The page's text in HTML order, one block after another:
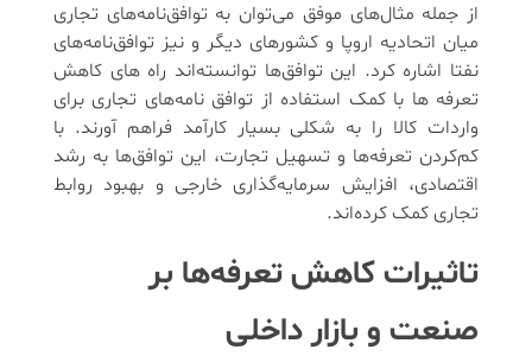
از جمله مثال‌های موفق می‌توان به توافق‌نامه‌های تجاری
میان اتحادیه اروپا و کشورهای دیگر و نیز توافق‌نامه‌های
نفتا اشاره کرد. این توافق‌ها توانسته‌اند راه های کاهش
تعرفه ها با کمک استفاده از توافق‌ نامه‌های تجاری برای
واردات کالا را به شکلی بسیار کارآمد فراهم آورند. با
کم‌کردن تعرفه‌ها و تسهیل تجارت، این توافق‌ها به رشد
اقتصادی، افزایش سرمایه‌گذاری خارجی و بهبود روابط
تجاری کمک کرده‌اند.
تاثیرات کاهش تعرفه‌ها بر
صنعت و بازار داخلی